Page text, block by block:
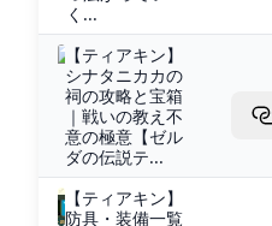
く...
【ティアキン】
シナタニカカの
祠の攻略と宝箱
｜戦いの教え不
意の極意【ゼル
ダの伝説テ...
【ティアキン】
防具・装備一覧